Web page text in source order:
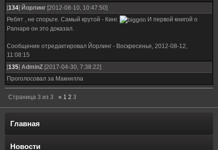
[134] Йорлинг [2012-08-10, 10:47:50]
Ребят , не спорьте. Самый крутой - Кинг.
И первой книгой о
Рагнаре он это доказал.
Сообщение отредактировал Йорлинг - Воскресенье, 2012-08-12,
11:08:15
[135] AdminZ [2017-04-30, 7:38:22]
Проголосовал за Макнилла
Страница 3 из 3 « 1 2 3
Главная
Новости